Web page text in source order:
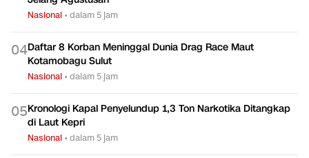
Nasional •dalam 5 jam
04Daftar 8 Korban Meninggal Dunia Drag Race Maut
Kotamobagu Sulut
Nasional •dalam 5 jam
05Kronologi Kapal Penyelundup 1,3 Ton Narkotika Ditangkap
di Laut Kepri
Nasional •dalam 5 jam